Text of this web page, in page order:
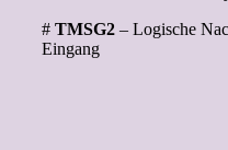
# TMSG2 – Logische
Eingang